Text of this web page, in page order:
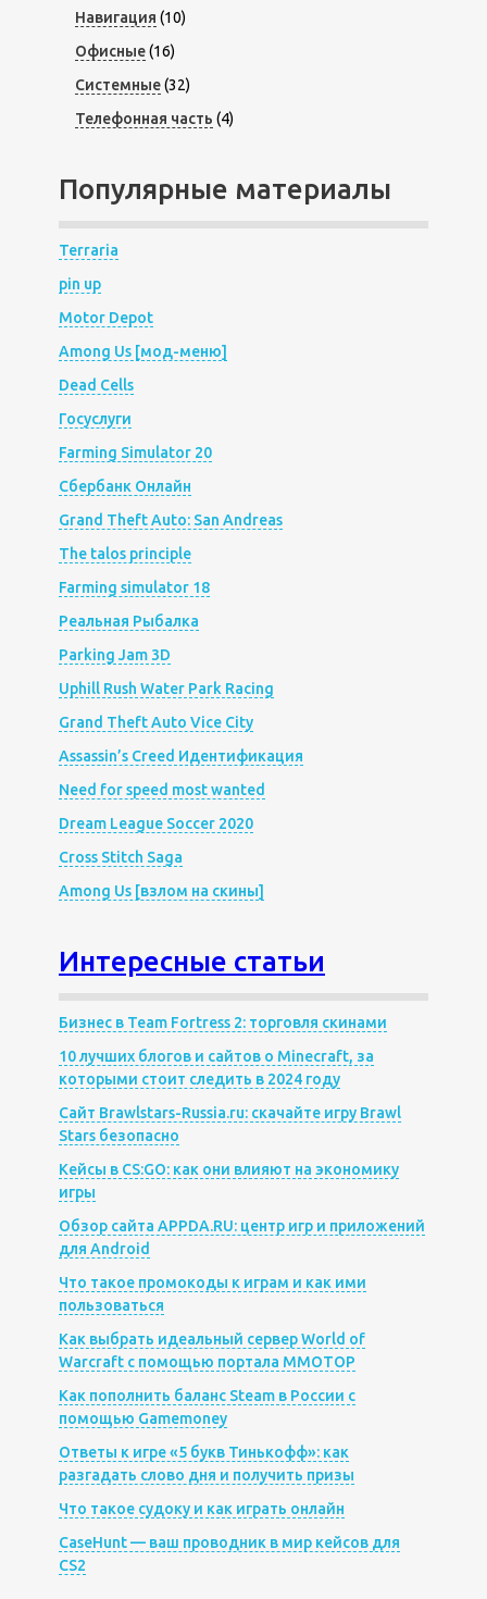
Навигация (10)
Офисные(16)
Системные(32)
Телефонная часть (4)
Популярные материалы
Terraria
pin up
Motor Depot
Among Us [мод-меню]
Dead Cells
Госуслуги
Farming Simulator 20
Сбербанк Онлайн
Grand Theft Auto: San Andreas
The talos principle
Farming simulator 18
Реальная Рыбалка
Parking Jam 3D
Uphill Rush Water Park Racing
Grand Theft Auto Vice City
Assassin’s Creed Идентификация
Need for speed most wanted
Dream League Soccer 2020
Cross Stitch Saga
Among Us [взлом на скины]
Интересные статьи
Бизнес в Team Fortress 2: торговля скинами
10 лучших блогов и сайтов о Minecraft, за
которыми стоит следить в 2024 году
Сайт Brawlstars-Russia.ru: скачайте игру Brawl
Stars безопасно
Кейсы в CS:GO: как они влияют на экономику
игры
Обзор сайта APPDA.RU: центр игр и приложений
для Android
Что такое промокоды к играм и как ими
пользоваться
Как выбрать идеальный сервер World of
Warcraft с помощью портала MMOTOP
Как пополнить баланс Steam в России с
помощью Gamemoney
Ответы к игре «5 букв Тинькофф»: как
разгадать слово дня и получить призы
Что такое судоку и как играть онлайн
CaseHunt — ваш проводник в мир кейсов для
CS2